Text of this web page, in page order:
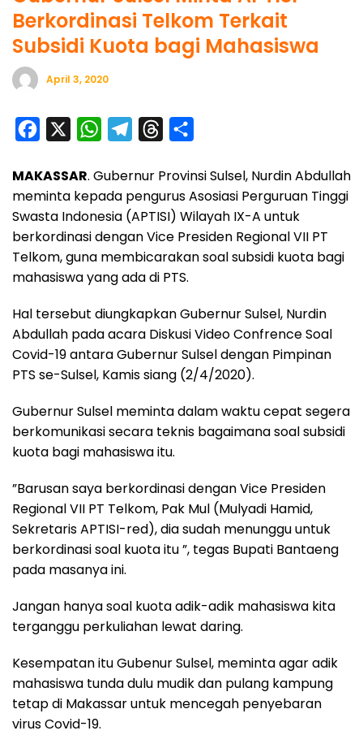
Berkordinasi Telkom Terkait
Subsidi Kuota bagi Mahasiswa
April 3, 2020
c
e
b
o
o
W
a
t
s
A
p
l
e
g
r
a
r
e
a
d
s
a
r
e
MAKASSAR. Gubernur Provinsi Sulsel, Nurdin Abdullah
meminta kepada pengurus Asosiasi Perguruan Tinggi
Swasta Indonesia (APTISI) Wilayah IX-A untuk
berkordinasi dengan Vice Presiden Regional VII PT
Telkom, guna membicarakan soal subsidi kuota bagi
mahasiswa yang ada di PTS.
Hal tersebut diungkapkan Gubernur Sulsel, Nurdin
Abdullah pada acara Diskusi Video Confrence Soal
Covid-19 antara Gubernur Sulsel dengan Pimpinan
PTS se-Sulsel, Kamis siang (2/4/2020).
Gubernur Sulsel meminta dalam waktu cepat segera
berkomunikasi secara teknis bagaimana soal subsidi
kuota bagi mahasiswa itu.
”Barusan saya berkordinasi dengan Vice Presiden
Regional VII PT Telkom, Pak Mul (Mulyadi Hamid,
Sekretaris APTISI-red), dia sudah menunggu untuk
berkordinasi soal kuota itu ”, tegas Bupati Bantaeng
pada masanya ini.
Jangan hanya soal kuota adik-adik mahasiswa kita
terganggu perkuliahan lewat daring.
Kesempatan itu Gubenur Sulsel, meminta agar adik
mahasiswa tunda dulu mudik dan pulang kampung
tetap di Makassar untuk mencegah penyebaran
virus Covid-19.